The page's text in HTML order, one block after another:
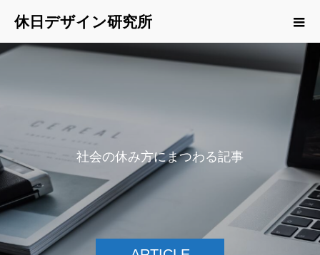
休日デザイン研究所
の休み方にまつわる記事をご